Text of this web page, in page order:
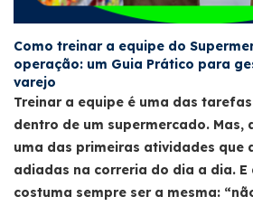
Como treinar a equipe do
operação: um Guia Prático para
varejo
Treinar a equipe é uma das
dentro de um supermercado. Mas,
uma das primeiras atividades que
adiadas na correria do dia a dia.
costuma sempre ser a mesma: